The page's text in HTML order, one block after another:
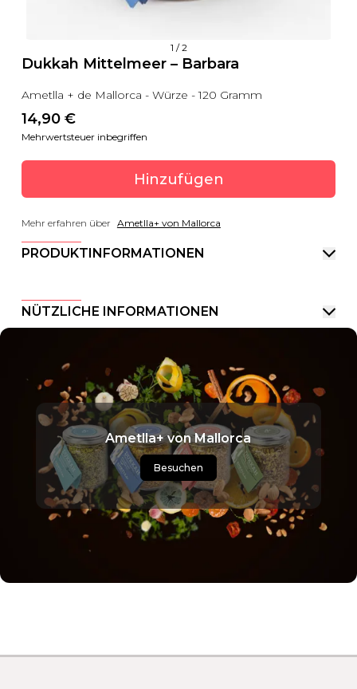
1 /2
Dukkah Mittelmeer – Barbara
Ametlla + de Mallorca - Würze - 120 Gramm
14,90 €
Mehrwertsteuer inbegriffen
Hinzufügen
Mehr erfahren über Ametlla+ von Mallorca
PRODUKTINFORMATIONEN
NÜTZLICHE INFORMATIONEN
Ametlla+ von Mallorca
Besuchen